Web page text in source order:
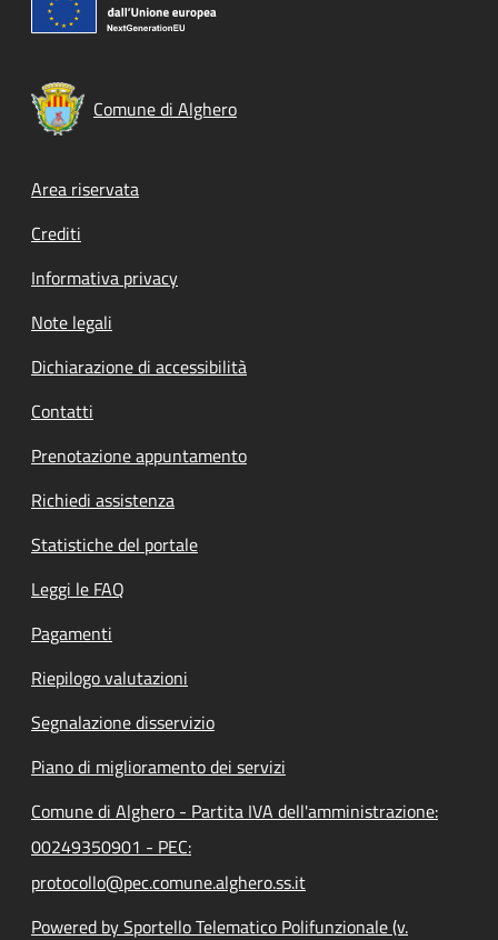
Comune di Alghero
Footer menu
Area riservata
Crediti
Informativa privacy
Note legali
Dichiarazione di accessibilità
Contatti
Prenotazione appuntamento
Richiedi assistenza
Statistiche del portale
Leggi le FAQ
Pagamenti
Riepilogo valutazioni
Segnalazione disservizio
Piano di miglioramento dei servizi
Comune di Alghero - Partita IVA dell'amministrazione:
00249350901 - PEC:
protocollo@pec.comune.alghero.ss.it
Powered by Sportello Telematico Polifunzionale (v.